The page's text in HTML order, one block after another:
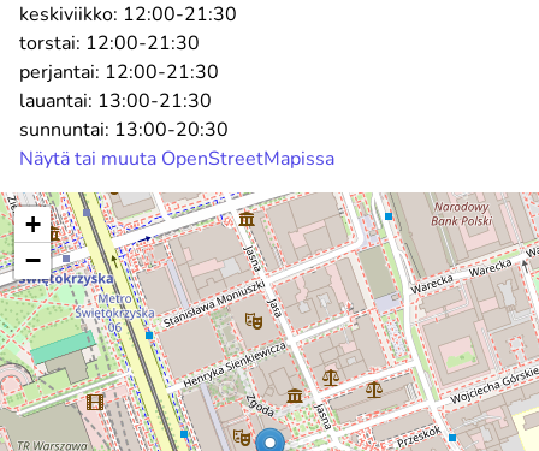
keskiviikko: 12:00-21:30
torstai: 12:00-21:30
perjantai: 12:00-21:30
lauantai: 13:00-21:30
sunnuntai: 13:00-20:30
Näytä tai muuta OpenStreetMapissa
+
−